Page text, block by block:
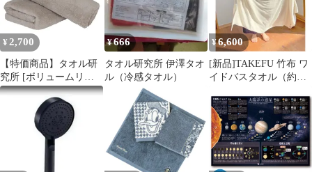
久性 綿100% 480GSM
JapanTechnology
JapanTechnology
¥ 2,700
【特価商品】タオル研
究所 [ボリュームリッ
チ] #003 バスタオル ラ
イトグレー 2枚セット
ホテル仕様 厚手 ふかふ
か ボリューム 高速吸水
耐久性 綿100% 480GSM
JapanTechnology
¥666
タオル研究所 伊澤タオ
ル（冷感タオル）
¥6,600
[新品]TAKEFU 竹布 ワ
イドバスタオル（約